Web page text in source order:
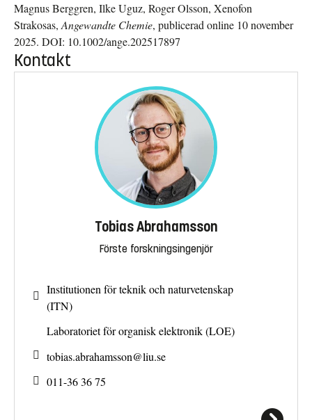
Magnus Berggren, Ilke Uguz, Roger Olsson, Xenofon
Strakosas, Angewandte Chemie, publicerad online 10 november
2025. DOI: 10.1002/ange.202517897
Kontakt
Tobias Abrahamsson
Förste forskningsingenjör
Institutionen för teknik och naturvetenskap
(ITN)
Laboratoriet för organisk elektronik (LOE)
tobias.abrahamsson@liu.se
011-36 36 75